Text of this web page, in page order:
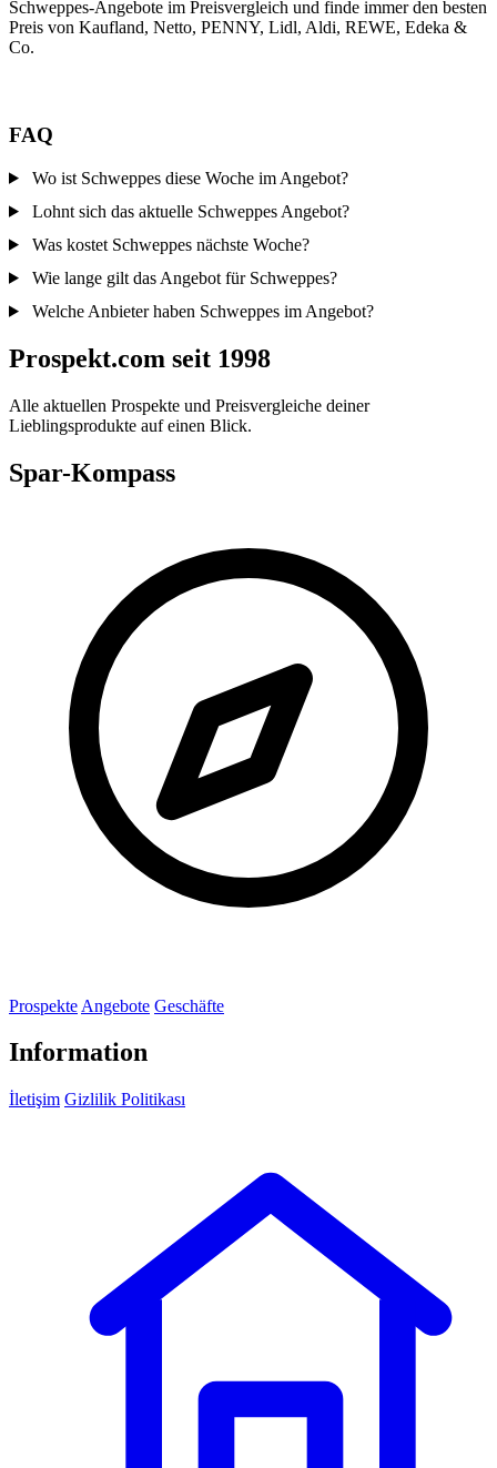
Schweppes-Angebote im Preisvergleich und finde immer den besten
Preis von Kaufland, Netto, PENNY, Lidl, Aldi, REWE, Edeka &
Co.
FAQ
Wo ist Schweppes diese Woche im Angebot?
Lohnt sich das aktuelle Schweppes Angebot?
Was kostet Schweppes nächste Woche?
Wie lange gilt das Angebot für Schweppes?
Welche Anbieter haben Schweppes im Angebot?
Prospekt.com seit 1998
Alle aktuellen Prospekte und Preisvergleiche deiner
Lieblingsprodukte auf einen Blick.
Spar-Kompass
Prospekte Angebote Geschäfte
Information
İletişim Gizlilik Politikası